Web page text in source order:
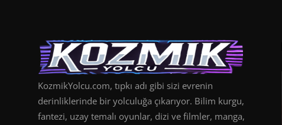
KozmikYolcu.com, tıpkı adı gibi sizi evrenin
derinliklerinde bir yolculuğa çıkarıyor. Bilim kurgu,
fantezi, uzay temalı oyunlar, dizi ve filmler, manga,